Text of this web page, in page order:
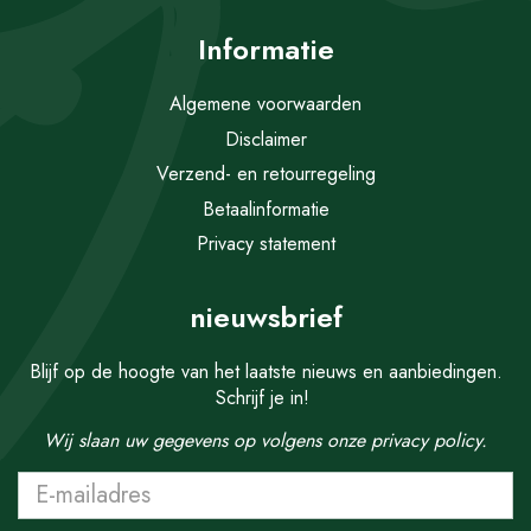
Informatie
Algemene voorwaarden
Disclaimer
Verzend- en retourregeling
Betaalinformatie
Privacy statement
nieuwsbrief
Blijf op de hoogte van het laatste nieuws en aanbiedingen.
Schrijf je in!
Wij slaan uw gegevens op volgens onze privacy policy.